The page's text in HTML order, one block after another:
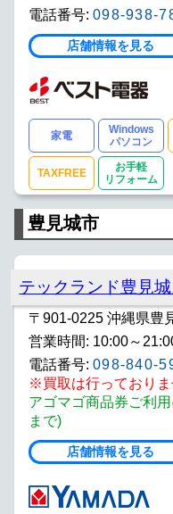
電話番号: 098-938-
店舗情報を見る
家電
Windows
パソコン
TAXFREE
お手軽
リフォーム
豊見城市
テックランド豊見
〒901-0225 沖縄県豊
営業時間: 10:00～
電話番号: 098-840-
※買取は行っておりま
アゴマゴ商品券ご利
まで)
店舗情報を見る